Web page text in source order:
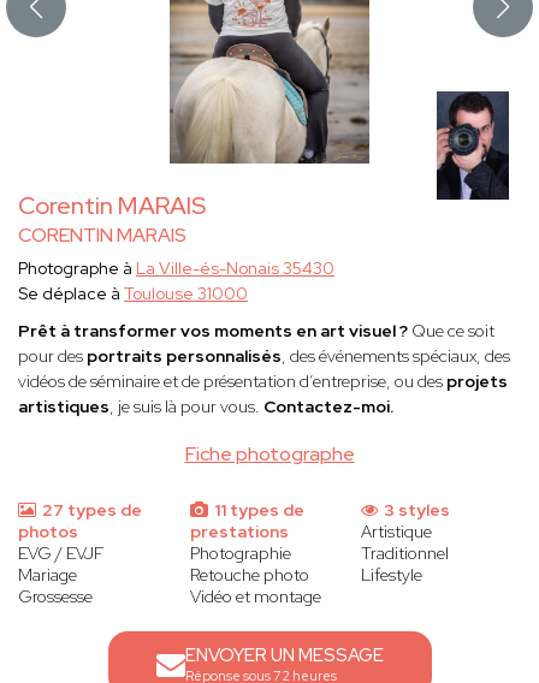
Corentin MARAIS
CORENTIN MARAIS
Fiche photographe
Photographe à La Ville-és-Nonais 35430
Se déplace à Toulouse 31000
Prêt à transformer vos moments en art visuel ? Que ce soit
pour des portraits personnalisés, des événements spéciaux, des
vidéos de séminaire et de présentation d’entreprise, ou des projets
artistiques, je suis là pour vous. Contactez-moi.
27 types de
photos
EVG / EVJF
Mariage
Grossesse
11 types de
prestations
Photographie
Retouche photo
Vidéo et montage
3 styles
Artistique
Traditionnel
Lifestyle
ENVOYER UN MESSAGE
Réponse sous 72 heures